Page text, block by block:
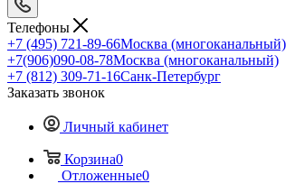
Телефоны
+7 (495) 721-89-66Москва (многоканальный)
+7(906)090-08-78Москва (многоканальный)
+7 (812) 309-71-16Санк-Петербург
Заказать звонок
Личный кабинет
Корзина0
Отложенные0